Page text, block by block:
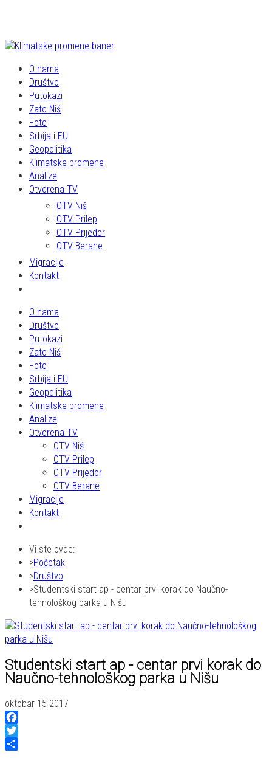
O nama
Društvo
Putokazi
Zato Niš
Foto
Srbija i EU
Geopolitika
Klimatske promene
Analize
Otvorena TV
OTV Niš
OTV Prilep
OTV Prijedor
OTV Berane
Migracije
Kontakt
O nama
Društvo
Putokazi
Zato Niš
Foto
Srbija i EU
Geopolitika
Klimatske promene
Analize
Otvorena TV
OTV Niš
OTV Prilep
OTV Prijedor
OTV Berane
Migracije
Kontakt
Vi ste ovde:
Početak
Društvo
Studentski start ap - centar prvi korak do Naučno-
tehnološkog parka u Nišu
Studentski start ap - centar prvi korak do
Naučno-tehnološkog parka u Nišu
oktobar 15 2017
Facebook
Twitter